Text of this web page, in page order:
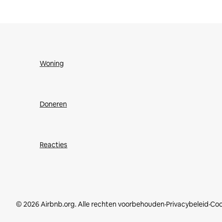
Woning
Doneren
Reacties
© 2026 Airbnb.org. Alle rechten voorbehouden·Privacybeleid·